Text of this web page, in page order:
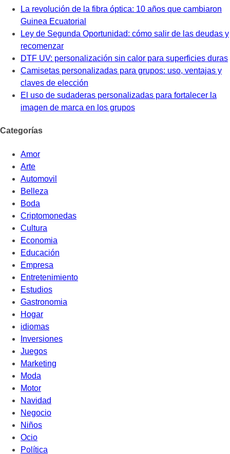
La revolución de la fibra óptica: 10 años que cambiaron
Guinea Ecuatorial
Ley de Segunda Oportunidad: cómo salir de las deudas y
recomenzar
DTF UV: personalización sin calor para superficies duras
Camisetas personalizadas para grupos: uso, ventajas y
claves de elección
El uso de sudaderas personalizadas para fortalecer la
imagen de marca en los grupos
Categorías
Amor
Arte
Automovil
Belleza
Boda
Criptomonedas
Cultura
Economia
Educación
Empresa
Entretenimiento
Estudios
Gastronomia
Hogar
idiomas
Inversiones
Juegos
Marketing
Moda
Motor
Navidad
Negocio
Niños
Ocio
Política